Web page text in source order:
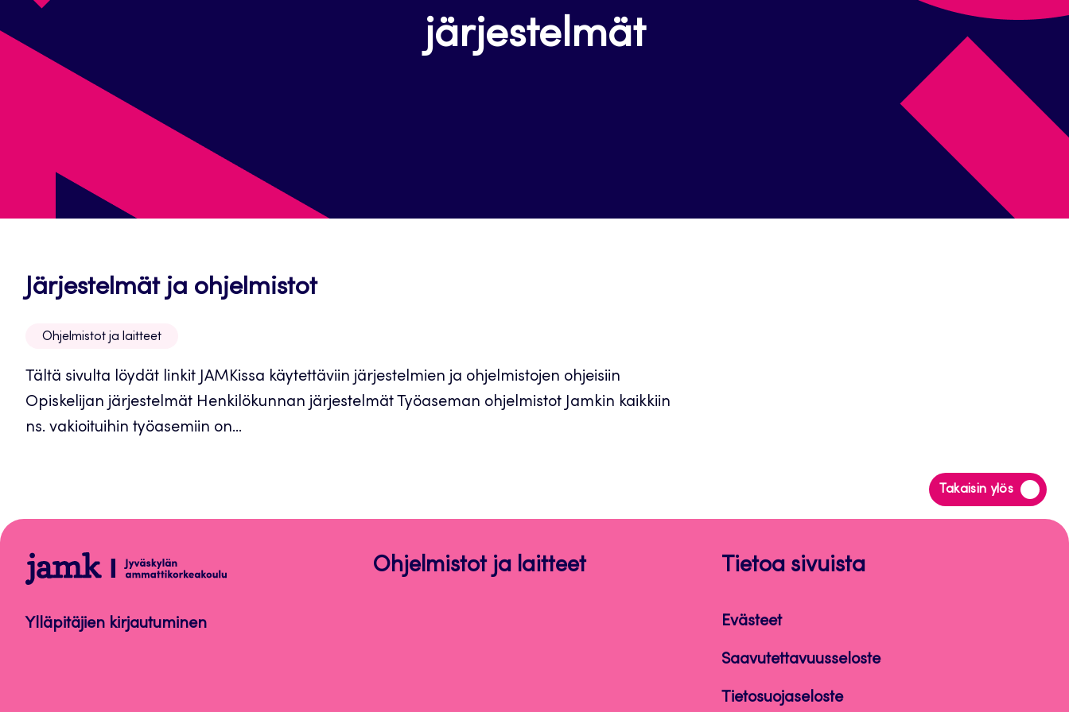
järjestelmät
Järjestelmät ja ohjelmistotAvautuu
Ohjelmistot ja laitteet
Tältä sivulta löydät linkit JAMKissa käytettäviin järjestelmien ja ohjelmistojen ohjeisiin
Opiskelijan järjestelmät Henkilökunnan järjestelmät Työaseman ohjelmistot Jamkin kaikkiin
ns. vakioituihin työasemiin on...
Takaisin ylös
Siirry
takaisin
Ohjelmistot
ja
laitteet
Ylläpitäjien kirjautuminen
Ohjelmistot ja laitteet Tietoa sivuista
Evästeet
Saavutettavuusseloste
Tietosuojaseloste